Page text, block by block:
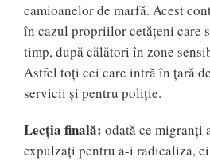
camioanelor de marfă. Acest
în cazul propriilor cetățeni care
timp, după călători în zone
Astfel toți cei care intră în țară
servicii și pentru poliție.
Lecția finală: odată ce migranți
expulzați pentru a-i radicaliza,